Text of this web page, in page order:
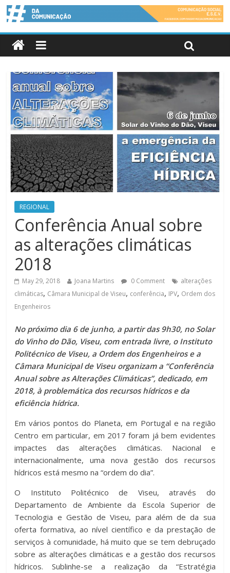
REGIONAL
Conferência Anual sobre
as alterações climáticas
2018
May 29, 2018 Joana Martins 0 Comment
alterações
climáticas, Câmara Municipal de Viseu, conferência, IPV, Ordem dos
Engenheiros
No próximo dia 6 de junho, a partir das 9h30, no Solar
do Vinho do Dão, Viseu, com entrada livre, o Instituto
Politécnico de Viseu, a Ordem dos Engenheiros e a
Câmara Municipal de Viseu organizam a “Conferência
Anual sobre as Alterações Climáticas”, dedicado, em
2018, à problemática dos recursos hídricos e da
eficiência hídrica.
Em vários pontos do Planeta, em Portugal e na região
Centro em particular, em 2017 foram já bem evidentes
impactes das alterações climáticas. Nacional e
internacionalmente, uma nova gestão dos recursos
hídricos está mesmo na “ordem do dia”.
O Instituto Politécnico de Viseu, através do
Departamento de Ambiente da Escola Superior de
Tecnologia e Gestão de Viseu, para além de da sua
oferta formativa, ao nível científico e da prestação de
serviços à comunidade, há muito que se tem debruçado
sobre as alterações climáticas e a gestão dos recursos
hídricos. Sublinhe-se a realização da “Estratégia